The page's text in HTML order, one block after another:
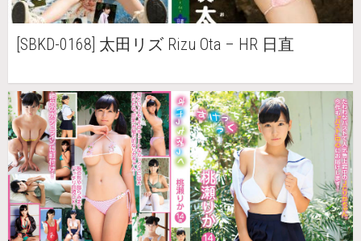
[SBKD-0168] 太田リズ Rizu Ota – HR 日直